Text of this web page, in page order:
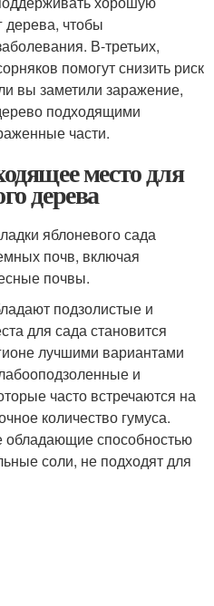
дерева, чтобы
В-третьих,
помогут снизить риск
вы заметили заражение,
подходящими
части.
место для
дерева
яблоневого сада
почв, включая
почвы.
подзолистые и
для сада становится
лучшими вариантами
и
часто встречаются на
количество гумуса.
обладающие способностью
соли, не подходят для